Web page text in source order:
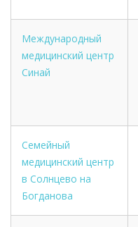
Международный
медицинский центр
Синай
Семейный
медицинский центр
в Солнцево на
Богданова